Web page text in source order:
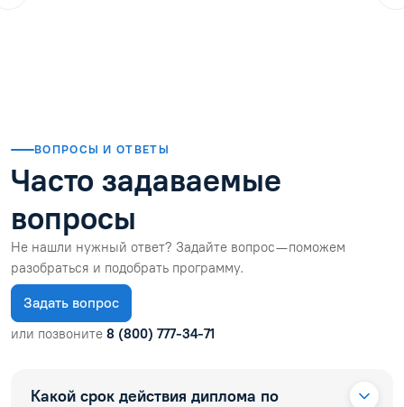
ВОПРОСЫ И ОТВЕТЫ
Часто задаваемые
вопросы
Не нашли нужный ответ? Задайте вопрос — поможем
разобраться и подобрать программу.
Задать вопрос
или позвоните 8 (800) 777-34-71
Какой срок действия диплома по